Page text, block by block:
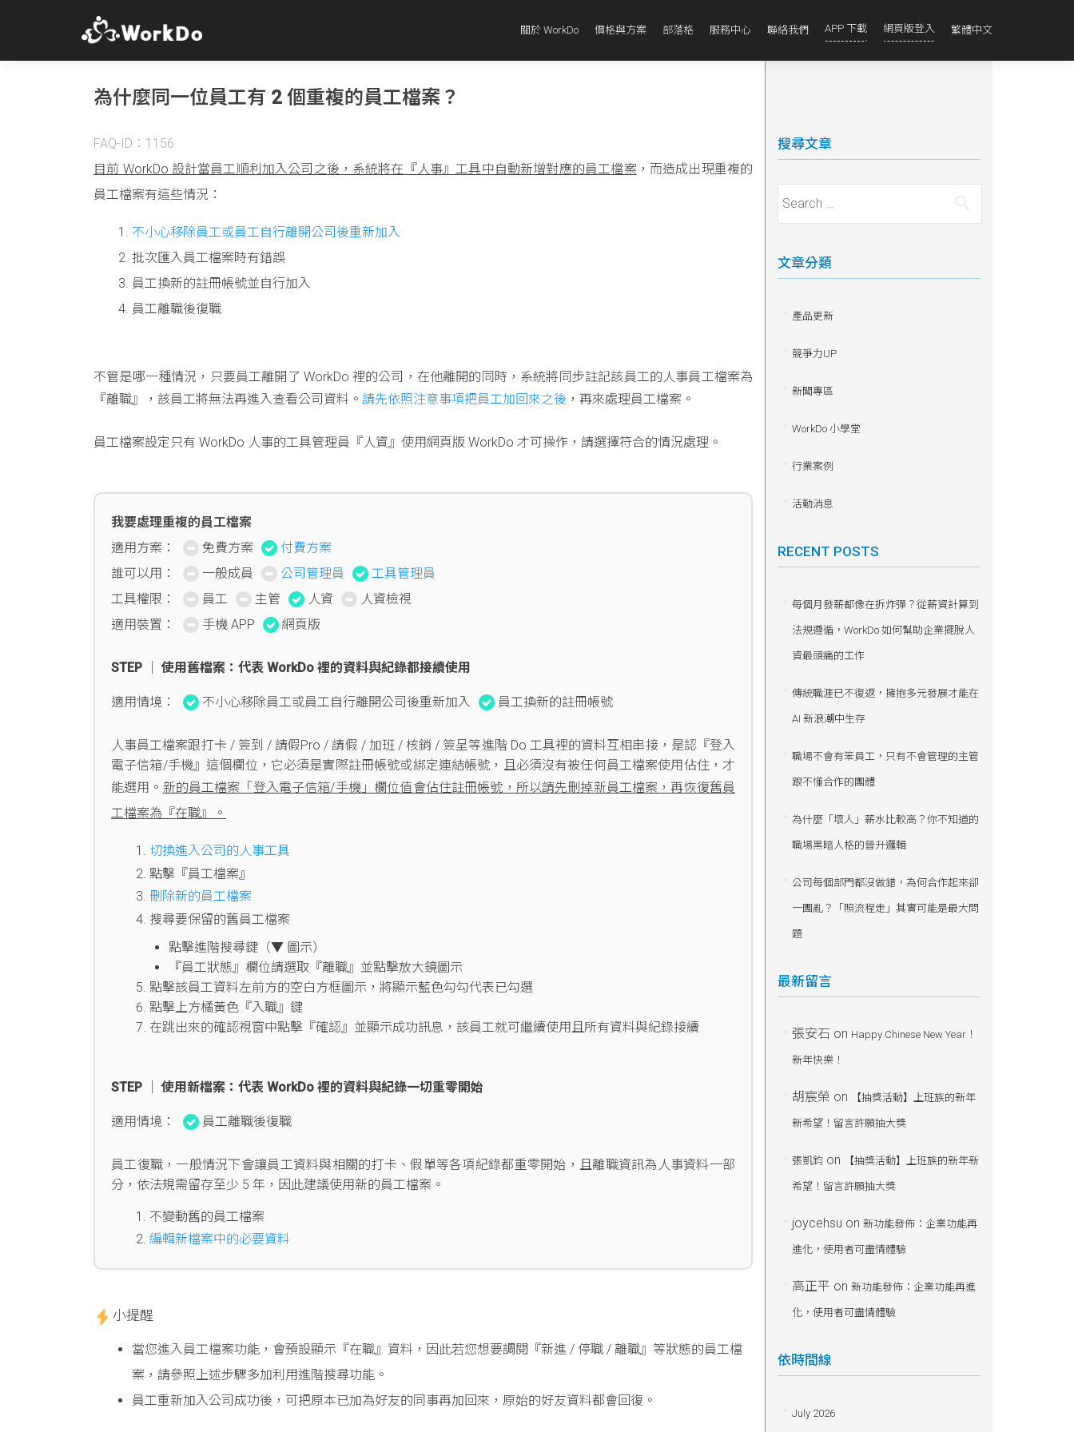
關於 WorkDo 價格與方案 部落格 服務中心 聯絡我們 APP 下載 網頁版登入 繁體中文
為什麼同一位員工有 2 個重複的員工檔案？
FAQ-ID：1156
目前 WorkDo 設計當員工順利加入公司之後，系統將在『人事』工具中自動新增對應的員工檔案 ，而造成出現重複的
員工檔案有這些情況：
不小心移除員工或員工自行離開公司後重新加入
批次匯入員工檔案時有錯誤
員工換新的註冊帳號並自行加入
員工離職後復職
不管是哪一種情況，只要員工離開了 WorkDo 裡的公司，在他離開的同時，系統將同步註記該員工的人事員工檔案為
『離職』，該員工將無法再進入查看公司資料。 請先依照注意事項把員工加回來之後 ，再來處理員工檔案。
員工檔案設定只有 WorkDo 人事的工具管理員『人資』使用網頁版 WorkDo 才可操作，請選擇符合的情況處理。
我要處理重複的員工檔案
適用方案：
免費方案
付費方案
誰可以用：
一般成員 公司管理員
工具管理員
工具權限：
員工 主管 人資
人資檢視
適用裝置：
手機 APP 網頁版
STEP │ 使用舊檔案：代表 WorkDo 裡的資料與紀錄都接續使用
適用情境： 不小心移除員工或員工自行離開公司後重新加入 員工換新的註冊帳號
人事員工檔案跟打卡 / 簽到 / 請假Pro / 請假 / 加班 / 核銷 / 簽呈等進階 Do 工具裡的資料互相串接，是認『登入
電子信箱/手機』這個欄位，它必須是實際註冊帳號或綁定連結帳號，且必須沒有被任何員工檔案使用佔住，才
能選用。 新的員工檔案「登入電子信箱/手機」欄位值會佔住註冊帳號，所以請先刪掉新員工檔案，再恢復舊員
工檔案為『在職』。
切換進入公司的人事工具
點擊『員工檔案』
刪除新的員工檔案
搜尋要保留的舊員工檔案
點擊進階搜尋鍵（▼ 圖示）
『員工狀態』欄位請選取『離職』並點擊放大鏡圖示
點擊該員工資料左前方的空白方框圖示，將顯示藍色勾勾代表已勾選
點擊上方橘黃色『入職』鍵
在跳出來的確認視窗中點擊『確認』並顯示成功訊息，該員工就可繼續使用且所有資料與紀錄接續
STEP │ 使用新檔案：代表 WorkDo 裡的資料與紀錄一切重零開始
適用情境： 員工離職後復職
員工復職，一般情況下會讓員工資料與相關的打卡、假單等各項紀錄都重零開始，且離職資訊為人事資料一部
分，依法規需留存至少 5 年，因此建議使用新的員工檔案。
不變動舊的員工檔案
編輯新檔案中的必要資料
小提醒
當您進入員工檔案功能，會預設顯示『在職』資料，因此若您想要調閱『新進 / 停職 / 離職』等狀態的員工檔
案，請參照上述步驟多加利用進階搜尋功能。
員工重新加入公司成功後，可把原本已加為好友的同事再加回來，原始的好友資料都會回復。
搜尋文章
Search for:
文章分類
產品更新
競爭力UP
新聞專區
WorkDo 小學堂
行業案例
活動消息
RECENT POSTS
每個月發薪都像在拆炸彈？從薪資計算到
法規遵循，WorkDo 如何幫助企業擺脫人
資最頭痛的工作
傳統職涯已不復返，擁抱多元發展才能在
AI 新浪潮中生存
職場不會有笨員工，只有不會管理的主管
跟不懂合作的團體
為什麼「壞人」薪水比較高？你不知道的
職場黑暗人格的晉升邏輯
公司每個部門都沒做錯，為何合作起來卻
一團亂？「照流程走」其實可能是最大問
題
最新留言
張安石 on Happy Chinese New Year！
新年快樂！
胡宸榮 on 【抽獎活動】上班族的新年
新希望！留言許願抽大獎
張凱鈞on 【抽獎活動】上班族的新年新
希望！留言許願抽大獎
joycehsu on 新功能發佈：企業功能再
進化，使用者可盡情體驗
高正平 on 新功能發佈：企業功能再進
化，使用者可盡情體驗
依時間線
July 2026